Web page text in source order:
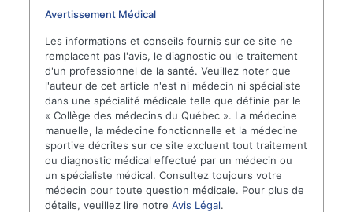
Avertissement Médical
Les informations et conseils fournis sur ce site ne
remplacent pas l'avis, le diagnostic ou le traitement
d'un professionnel de la santé. Veuillez noter que
l'auteur de cet article n'est ni médecin ni spécialiste
dans une spécialité médicale telle que définie par le
« Collège des médecins du Québec ». La médecine
manuelle, la médecine fonctionnelle et la médecine
sportive décrites sur ce site excluent tout traitement
ou diagnostic médical effectué par un médecin ou
un spécialiste médical. Consultez toujours votre
médecin pour toute question médicale. Pour plus de
détails, veuillez lire notreAvis Légal.